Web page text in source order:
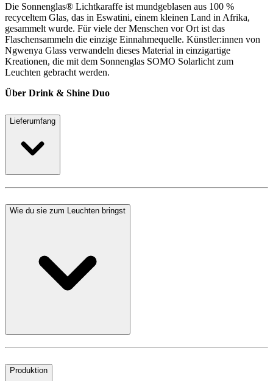
Die Sonnenglas® Lichtkaraffe ist mundgeblasen aus 100 %
recyceltem Glas, das in Eswatini, einem kleinen Land in Afrika,
gesammelt wurde. Für viele der Menschen vor Ort ist das
Flaschensammeln die einzige Einnahmequelle. Künstler:innen von
Ngwenya Glass verwandeln dieses Material in einzigartige
Kreationen, die mit dem Sonnenglas SOMO Solarlicht zum
Leuchten gebracht werden.
Über Drink & Shine Duo
Lieferumfang
Wie du sie zum Leuchten bringst
Produktion